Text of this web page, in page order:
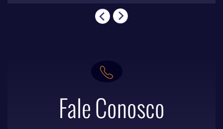
Fale Conosco